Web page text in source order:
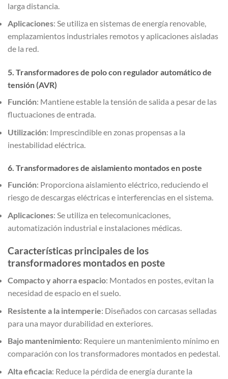
larga distancia.
Aplicaciones: Se utiliza en sistemas de energía renovable,
emplazamientos industriales remotos y aplicaciones aisladas
de la red.
5. Transformadores de polo con regulador automático de
tensión (AVR)
Función: Mantiene estable la tensión de salida a pesar de las
fluctuaciones de entrada.
Utilización: Imprescindible en zonas propensas a la
inestabilidad eléctrica.
6. Transformadores de aislamiento montados en poste
Función: Proporciona aislamiento eléctrico, reduciendo el
riesgo de descargas eléctricas e interferencias en el sistema.
Aplicaciones: Se utiliza en telecomunicaciones,
automatización industrial e instalaciones médicas.
Características principales de los
transformadores montados en poste
Compacto y ahorra espacio: Montados en postes, evitan la
necesidad de espacio en el suelo.
Resistente a la intemperie: Diseñados con carcasas selladas
para una mayor durabilidad en exteriores.
Bajo mantenimiento: Requiere un mantenimiento mínimo en
comparación con los transformadores montados en pedestal.
Alta eficacia: Reduce la pérdida de energía durante la